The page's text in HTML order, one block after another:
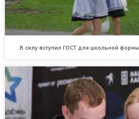
В силу вступил ГОСТ для школьной формы